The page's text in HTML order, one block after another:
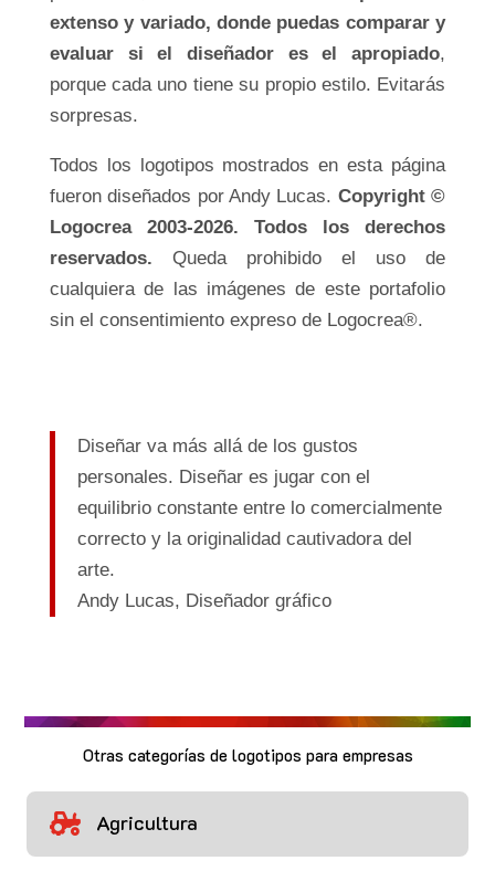
extenso y variado, donde puedas comparar y
evaluar si el diseñador es el apropiado,
porque cada uno tiene su propio estilo. Evitarás
sorpresas.
Todos los logotipos mostrados en esta página
fueron diseñados por Andy Lucas. Copyright ©
Logocrea 2003-2026. Todos los derechos
reservados. Queda prohibido el uso de
cualquiera de las imágenes de este portafolio
sin el consentimiento expreso de Logocrea®.
Diseñar va más allá de los gustos
personales. Diseñar es jugar con el
equilibrio constante entre lo comercialmente
correcto y la originalidad cautivadora del
arte.
Andy Lucas, Diseñador gráfico
Otras categorías de logotipos para empresas
 Agricultura